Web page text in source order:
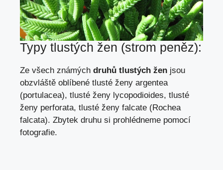
Typy tlustých žen (strom peněz):
Ze všech známých druhů tlustých žen jsou
obzvláště oblíbené tlusté ženy argentea
(portulacea), tlusté ženy lycopodioides, tlusté
ženy perforata, tlusté ženy falcate (Rochea
falcata). Zbytek druhu si prohlédneme pomocí
fotografie.